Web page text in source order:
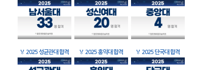
🏅 2025 성균관대 합격 🏅 2025 홍익대 합격 🏅 2025 단국대 합격